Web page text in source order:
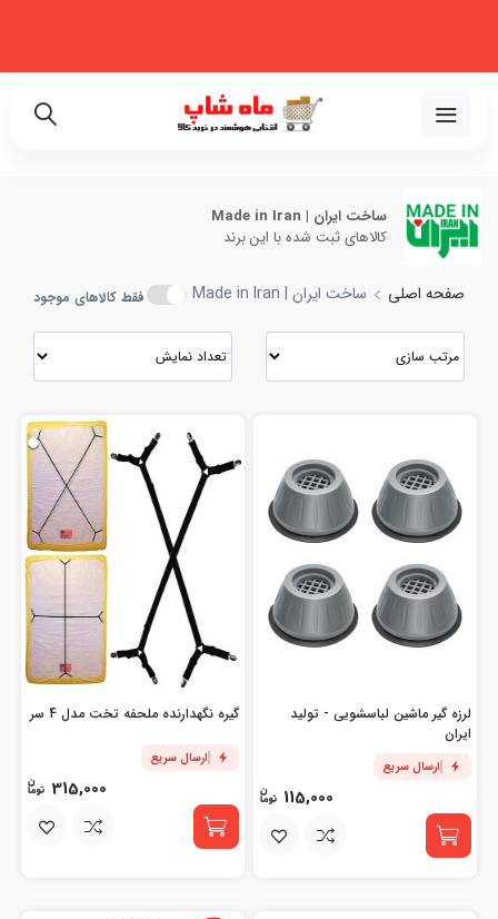
ساخت ایران | Made in Iran
کالاهای ثبت شده با این برند
صفحه اصلی ساخت ایران | Made in Iran فقط کالاهای موجود
لرزه گیر ماشین لباسشویی - تولید
ایران
ارسال سریع
115,000
گیره نگهدارنده ملحفه تخت مدل 4 سر
ارسال سریع
315,000